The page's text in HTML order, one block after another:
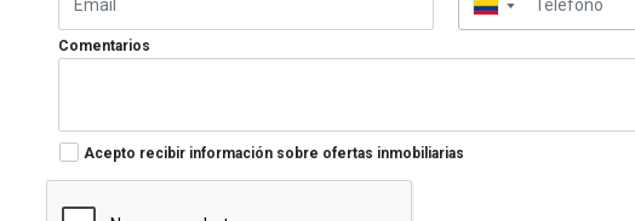
▼
Comentarios
Acepto recibir información sobre ofertas inmobiliarias